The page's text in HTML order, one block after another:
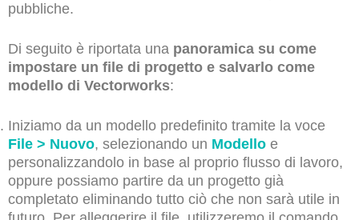
pubbliche.
Di seguito è riportata una panoramica su come
impostare un file di progetto e salvarlo come
modello di Vectorworks:
Iniziamo da un modello predefinito tramite la voce
File > Nuovo, selezionando un Modello e
personalizzandolo in base al proprio flusso di lavoro,
oppure possiamo partire da un progetto già
completato eliminando tutto ciò che non sarà utile in